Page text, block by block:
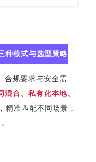
种模式与选型策略
合规要求与安全需
混合、私有化本地、
，精准匹配不同场景，